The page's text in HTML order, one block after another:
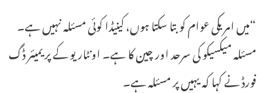
“میں امریکی عوام کو بتا سکتا ہوں، کینیڈا کوئی مسئلہ نہیں ہے۔
مسئلہ میکسیکو کی سرحد اور چین کا ہے۔ اونٹاریو کے پریمیئر ڈگ
فورڈ نے کہا کہ یہیں پر مسئلہ ہے۔